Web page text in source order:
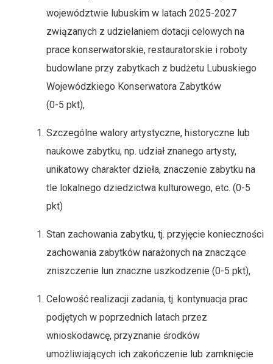
województwie lubuskim w latach 2025-2027
związanych z udzielaniem dotacji celowych na
prace konserwatorskie, restauratorskie i roboty
budowlane przy zabytkach z budżetu Lubuskiego
Wojewódzkiego Konserwatora Zabytków
(0-5 pkt),
Szczególne walory artystyczne, historyczne lub
naukowe zabytku, np. udział znanego artysty,
unikatowy charakter dzieła, znaczenie zabytku na
tle lokalnego dziedzictwa kulturowego, etc. (0-5
pkt)
Stan zachowania zabytku, tj. przyjęcie konieczności
zachowania zabytków narażonych na znaczące
zniszczenie lun znaczne uszkodzenie (0-5 pkt),
Celowość realizacji zadania, tj. kontynuacja prac
podjętych w poprzednich latach przez
wnioskodawcę, przyznanie środków
umożliwiających ich zakończenie lub zamknięcie